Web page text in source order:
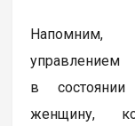
Напомним,
в
женщину,